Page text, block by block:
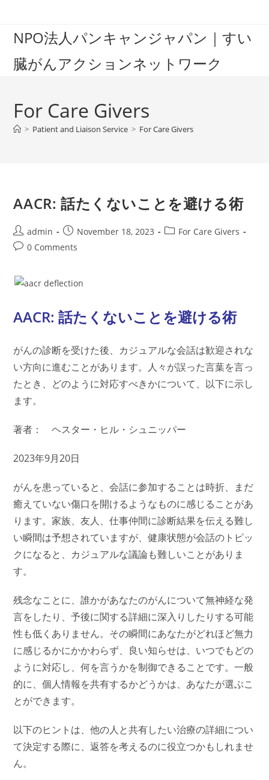
contentNPO法人パンキャンジャパン｜すい
臓がんアクションネットワーク
For Care Givers
> Patient and Liaison Service > For Care Givers
AACR: 話たくないことを避ける術
Post
author:
admin
Post
published:
November 18, 2023
PostFor Care Givers
Post0 Comments
AACR: 話たくないことを避ける術
がんの診断を受けた後、カジュアルな会話は歓迎されな
い方向に進むことがあります。人々が誤った言葉を言っ
たとき、どのように対応すべきかについて、以下に示し
ます。
著者： ヘスター・ヒル・シュニッパー
2023年9月20日
がんを患っていると、会話に参加することは時折、まだ
癒えていない傷口を開けるようなものに感じることがあ
ります。家族、友人、仕事仲間に診断結果を伝える難し
い瞬間は予想されていますが、健康状態が会話のトピッ
クになると、カジュアルな議論も難しいことがありま
す。
残念なことに、誰かがあなたのがんについて無神経な発
言をしたり、予後に関する詳細に深入りしたりする可能
性も低くありません。その瞬間にあなたがどれほど無力
に感じるかにかかわらず、良い知らせは、いつでもどの
ように対応し、何を言うかを制御できることです。一般
的に、個人情報を共有するかどうかは、あなたが選ぶこ
とができます。
以下のヒントは、他の人と共有したい治療の詳細につい
て決定する際に、返答を考えるのに役立つかもしれませ
ん。